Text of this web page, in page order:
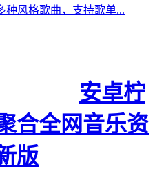
种风格歌曲，支持歌单...
安卓柠
合全网音乐资
版